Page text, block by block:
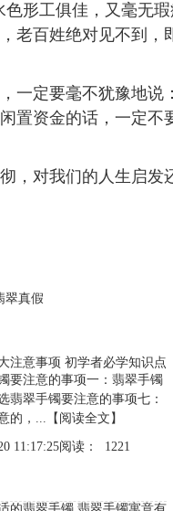
形工俱佳，又毫无瑕
老百姓绝对见不到，
一定要毫不犹豫地说
置资金的话，一定不
，对我们的人生启发
翠真假
注意事项 初学者必学知识点
注意的事项一：翡翠手镯
翠手镯要注意的事项七：
的，... 【阅读全文】
11:17:25阅读： 1221